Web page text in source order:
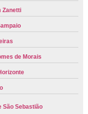
Zanetti
de Morais
São Sebastião